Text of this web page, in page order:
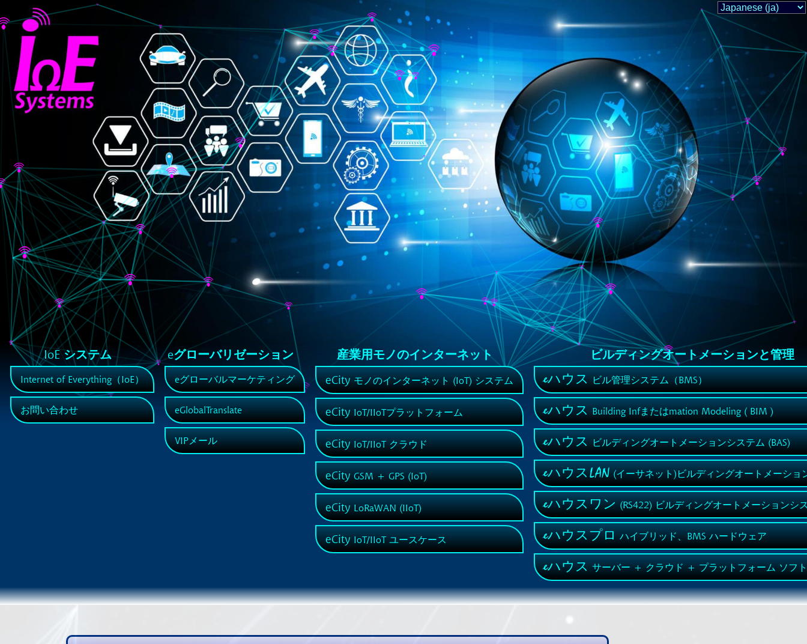
IoE システム eグローバリゼーション 産業用モノのインターネット ビルディングオートメーションと管理
Internet of Everything（IoE）
お問い合わせ
eグローバルマーケティング
eGlobalTranslate
VIPメール
eCityモノのインターネット (IoT) システム
eCityIoT/IIoTプラットフォーム
eCityIoT/IIoT クラウド
eCityGSM + GPS (IoT)
eCityLoRaWAN (IIoT)
eCityIoT/IIoT ユースケース
eハウスビル管理システム（BMS）
eハウスBuilding Infまたはmation Modeling ( BIM )
eハウスビルディングオートメーションシステム (BAS)
eハウスLAN(イーサネット)ビルディングオートメーショ
eハウスワン(RS422) ビルディングオートメーションシ
eハウスプロハイブリッド、BMS ハードウェア
eハウスサーバー + クラウド + プラットフォーム ソフ